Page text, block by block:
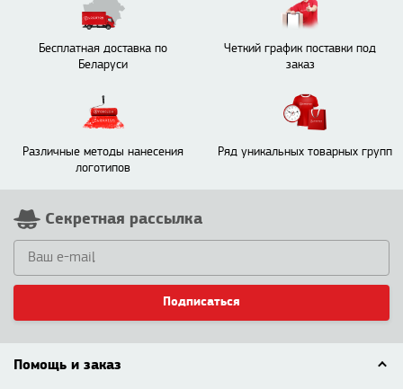
Бесплатная доставка по
Беларуси
Четкий график поставки под
заказ
Различные методы нанесения
логотипов
Ряд уникальных товарных групп
Секретная рассылка
Подписаться
Помощь и заказ